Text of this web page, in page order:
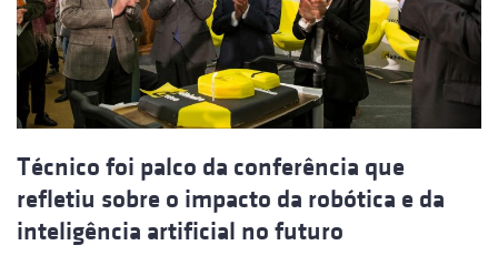
Técnico foi palco da conferência que
refletiu sobre o impacto da robótica e da
inteligência artificial no futuro